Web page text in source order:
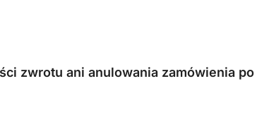
zwrotu ani anulowania zamówienia po